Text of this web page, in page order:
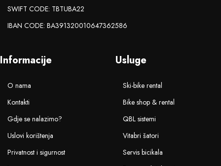
SWIFT CODE: TBTUBA22
IBAN CODE: BA391320010647362586
Informacije
O nama
Kontakti
Gdje se nalazimo?
Uslovi korištenja
Privatnost i sigurnost
Usluge
Ski-bike rental
Bike shop & rental
QBL sistemi
Vitabri šatori
Servis bicikala